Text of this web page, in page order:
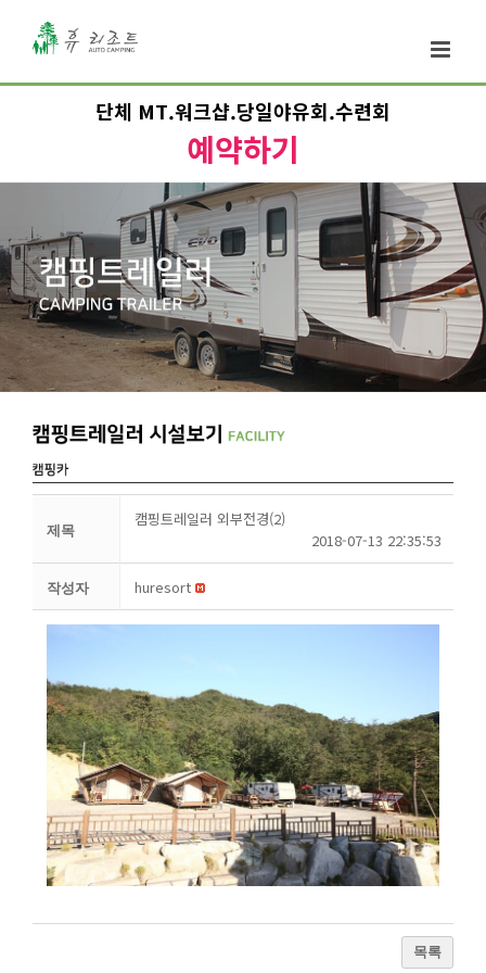
단체 MT.워크샵.당일야유회.수련회
예약하기
제목
캠핑트레일러 외부전경(2)
2018-07-13 22:35:53
작성자 huresort
목록